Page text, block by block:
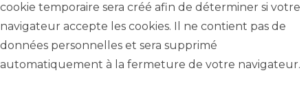
cookie temporaire sera créé afin de déterminer si votre
navigateur accepte les cookies. Il ne contient pas de
données personnelles et sera supprimé
automatiquement à la fermeture de votre navigateur.